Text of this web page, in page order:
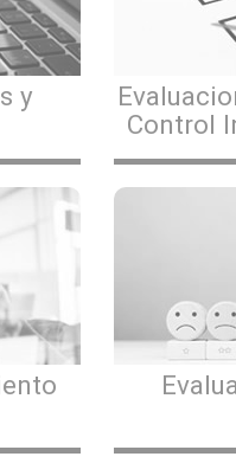
y
Control